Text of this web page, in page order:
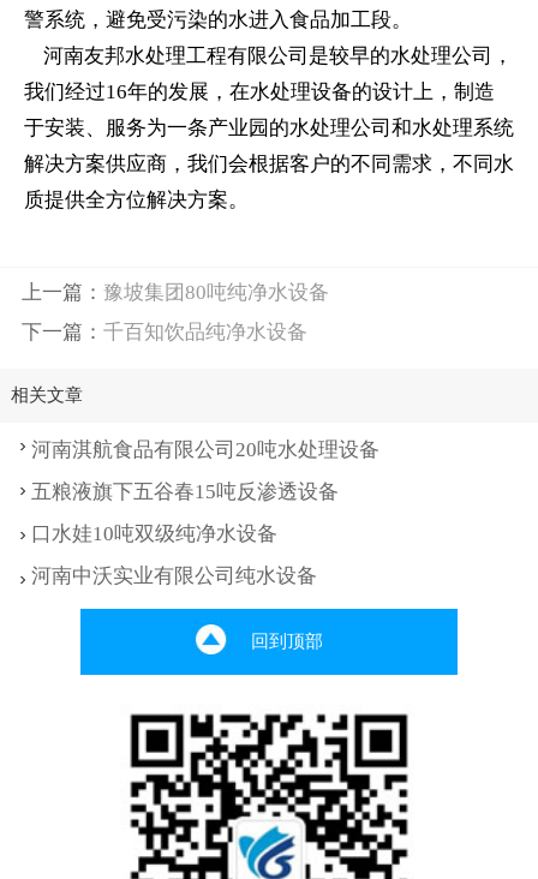
警系统，避免受污染的水进入食品加工段。
河南友邦水处理工程有限公司是较早的水处理公司，
我们经过16年的发展，在水处理设备的设计上，制造
于安装、服务为一条产业园的水处理公司和水处理系统
解决方案供应商，我们会根据客户的不同需求，不同水
质提供全方位解决方案。
上一篇： 豫坡集团80吨纯净水设备
下一篇： 千百知饮品纯净水设备
相关文章
河南淇航食品有限公司20吨水处理设备
五粮液旗下五谷春15吨反渗透设备
口水娃10吨双级纯净水设备
河南中沃实业有限公司纯水设备
回到顶部